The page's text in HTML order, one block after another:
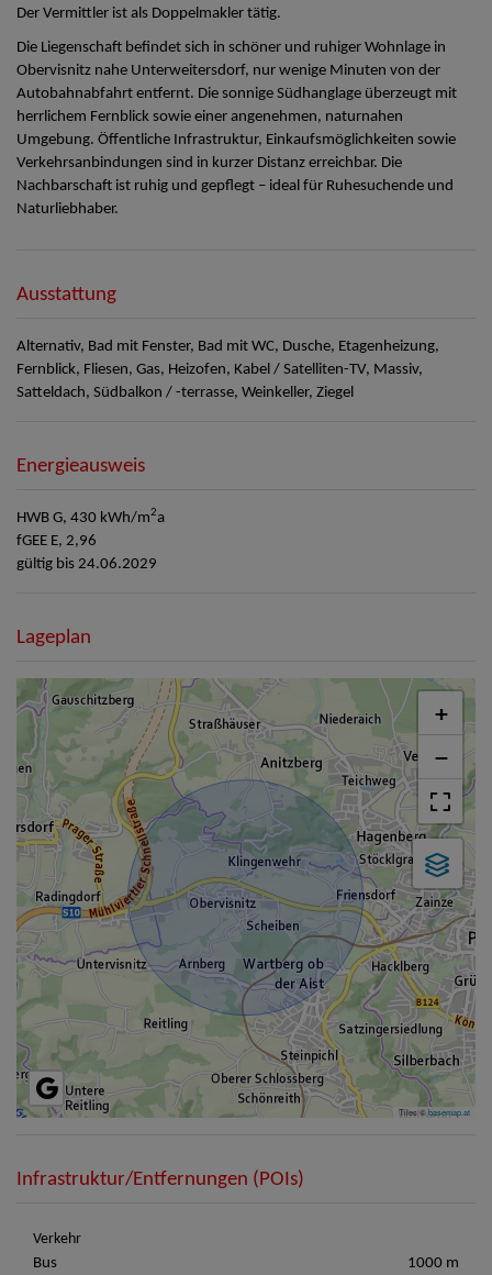
Der Vermittler ist als Doppelmakler tätig.
Die Liegenschaft befindet sich in schöner und ruhiger Wohnlage in
Obervisnitz nahe Unterweitersdorf, nur wenige Minuten von der
Autobahnabfahrt entfernt. Die sonnige Südhanglage überzeugt mit
herrlichem Fernblick sowie einer angenehmen, naturnahen
Umgebung. Öffentliche Infrastruktur, Einkaufsmöglichkeiten sowie
Verkehrsanbindungen sind in kurzer Distanz erreichbar. Die
Nachbarschaft ist ruhig und gepflegt – ideal für Ruhesuchende und
Naturliebhaber.
Ausstattung
Alternativ Bad mit Fenster Bad mit WC Dusche Etagenheizung
Fernblick Fliesen Gas Heizofen Kabel / Satelliten-TV Massiv
Satteldach Südbalkon / -terrasse Weinkeller Ziegel
Energieausweis
HWB G, 430 kWh/m2a
fGEE E, 2,96
gültig bis 24.06.2029
Lageplan
+
−
Tiles ©basemap.at
Infrastruktur/Entfernungen (POIs)
Verkehr
Bus
1000 m